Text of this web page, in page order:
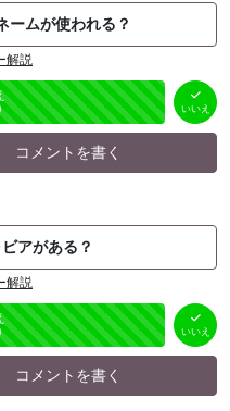
ームが使われる？
解説
いいえ
コメントを書く
アがある？
解説
いいえ
コメントを書く